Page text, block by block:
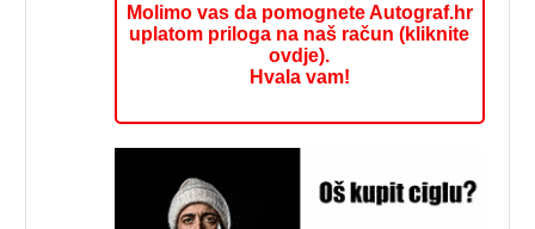
Molimo vas da pomognete Autograf.hr
uplatom priloga na naš račun (kliknite
ovdje).
Hvala vam!